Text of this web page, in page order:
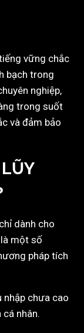
vững chắc
bạch trong
nghiệp,
trong suốt
và đảm bảo
dành cho
một số
pháp tích
nhập chưa cao
nhân.